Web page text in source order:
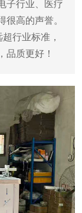
子行业、医疗
高的声誉。
行业标准，
品质更好！